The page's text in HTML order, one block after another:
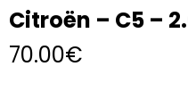
Citroën – C5 –
70.00€